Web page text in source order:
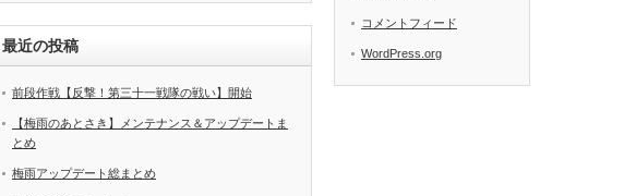
ー
最近の投稿
前段作戦【反撃！第三十一戦隊の戦い】開始
【梅雨のあとさき】メンテナンス＆アップデートま
とめ
梅雨アップデート総まとめ
コメントフィード
WordPress.org